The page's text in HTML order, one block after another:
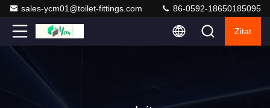
sales-ycm01@toilet-fittings.com 86-0592-18650185095
Zitat